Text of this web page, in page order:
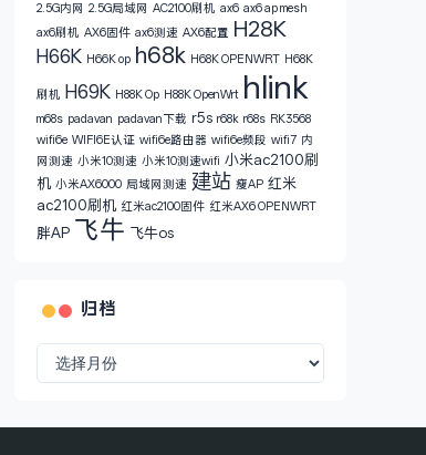
2.5G内网 2.5G局域网 AC2100刷机 ax6 ax6 ap mesh
ax6刷机 AX6固件 ax6测速 AX6配置 H28K
H66K H66K op h68k H68K OPENWRT H68K
刷机 H69K H88K Op H88K OpenWrt hlink
m68s padavan padavan下载 r5s r68k r68s RK3568
wifi6e WIFI6E认证 wifi6e路由器 wifi6e频段 wifi7 内
网测速 小米10测速 小米10测速wifi 小米ac2100刷
机 小米AX6000 局域网测速 建站 瘦AP 红米
ac2100刷机 红米ac2100固件 红米AX6 OPENWRT
胖AP 飞牛 飞牛os
归档
归